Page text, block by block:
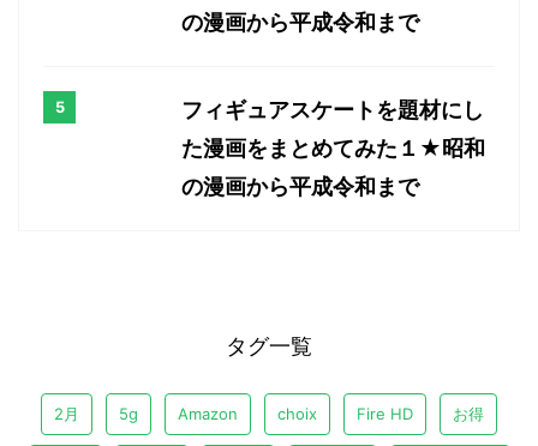
の漫画から平成令和まで
フィギュアスケートを題材にし
た漫画をまとめてみた１★昭和
の漫画から平成令和まで
タグ一覧
2月 5g Amazon choix Fire HD お得